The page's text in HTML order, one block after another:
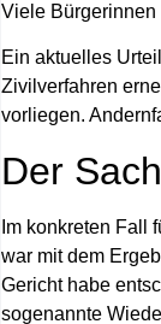
Viele Bürgerinnen
Ein aktuelles
Zivilverfahren
vorliegen.
Der
Im konkreten Fall
war mit dem
Gericht habe
sogenannte